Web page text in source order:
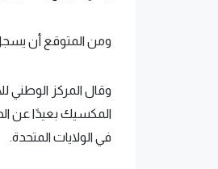
ومن المتوقع أن يسجل برنت زيادة
وقال المركز الوطني
في الولايات المتحدة.